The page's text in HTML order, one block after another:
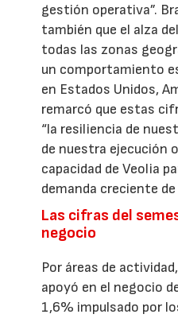
gestión operativa”.
también que el alza
todas las zonas
un comportamiento
en Estados Unidos,
remarcó que estas
“la resiliencia de
de nuestra ejecución
capacidad de Veolia
demanda creciente
Las cifras del
negocio
Por áreas de
apoyó en el negocio
1,6% impulsado por